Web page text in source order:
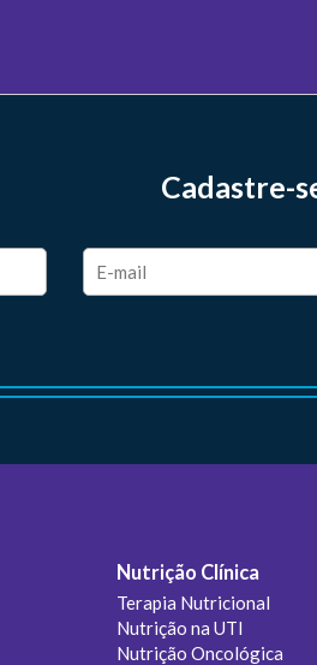
Cadastre-
Nutrição Clínica
Terapia Nutricional
Nutrição na UTI
Nutrição Oncológica